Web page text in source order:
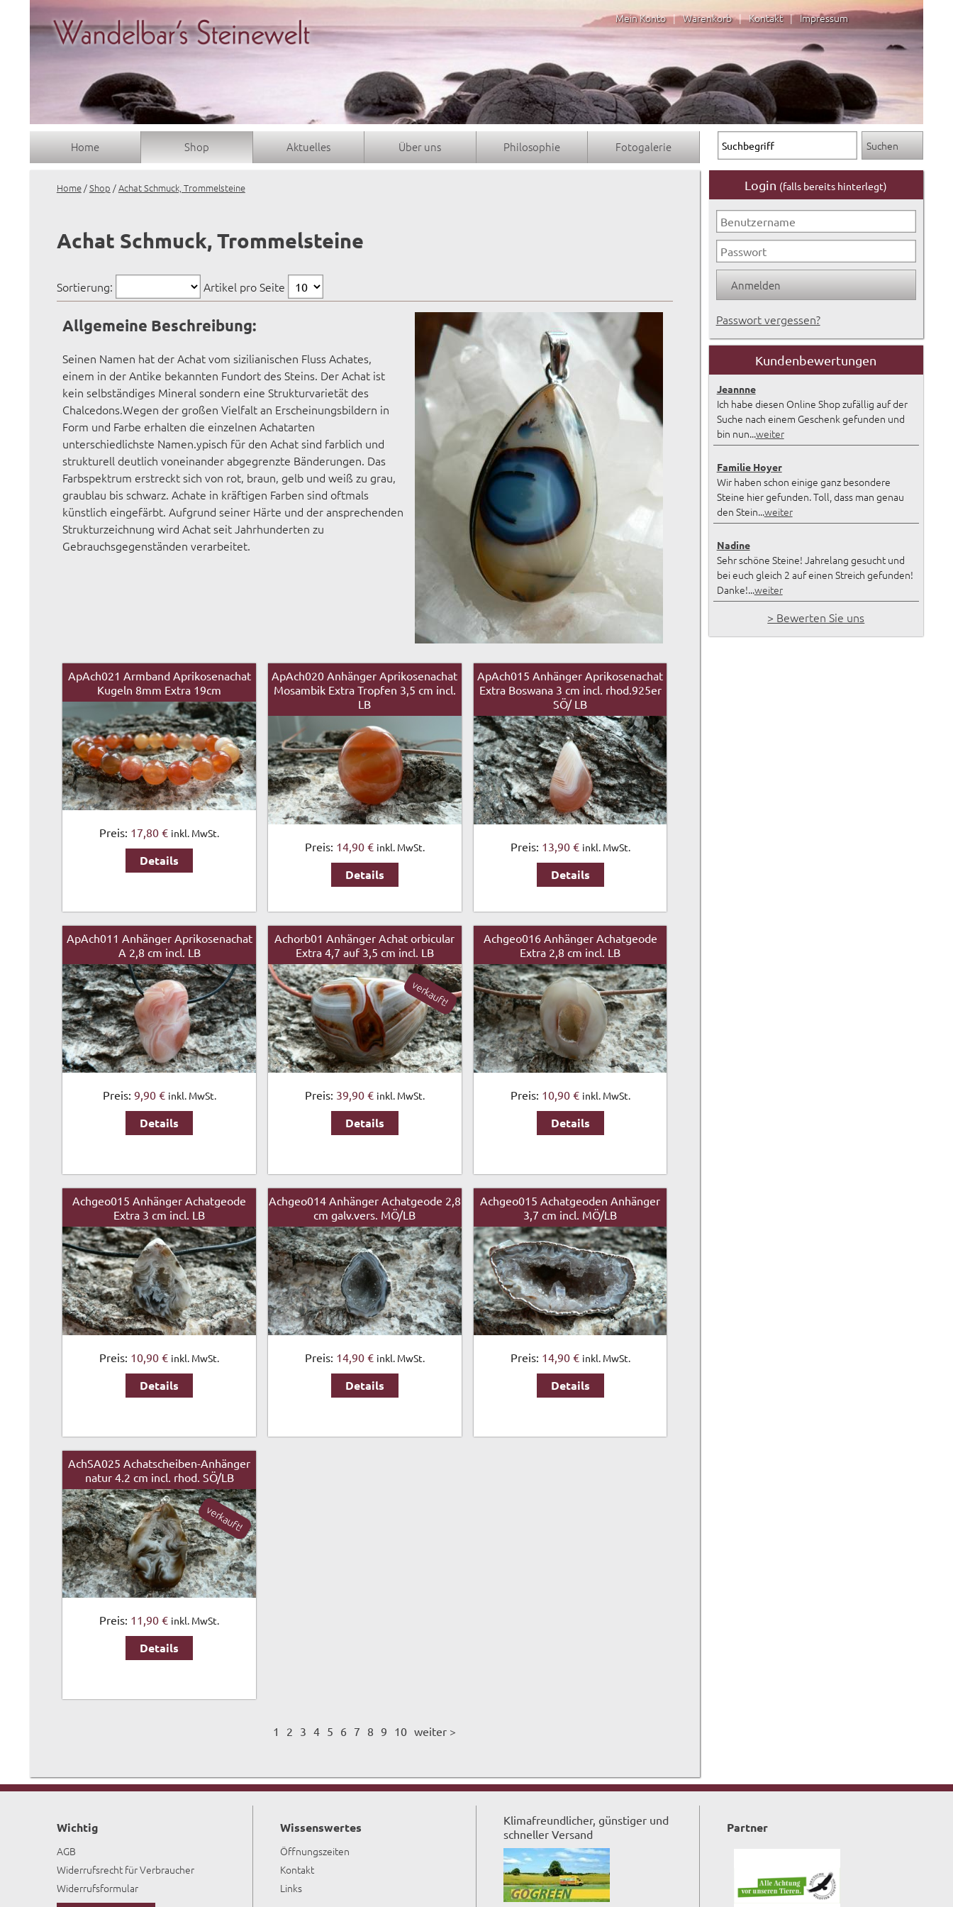
Mein Konto | Warenkorb | Kontakt | Impressum
Home Shop Aktuelles Über uns Philosophie Fotogalerie
Home/Shop /Achat Schmuck, Trommelsteine
Achat Schmuck, Trommelsteine
Sortierung: Artikel pro Seite
Allgemeine Beschreibung:
Seinen Namen hat der Achat vom sizilianischen Fluss Achates,
einem in der Antike bekannten Fundort des Steins. Der Achat ist
kein selbständiges Mineral sondern eine Strukturvarietät des
Chalcedons.Wegen der großen Vielfalt an Erscheinungsbildern in
Form und Farbe erhalten die einzelnen Achatarten
unterschiedlichste Namen.ypisch für den Achat sind farblich und
strukturell deutlich voneinander abgegrenzte Bänderungen. Das
Farbspektrum erstreckt sich von rot, braun, gelb und weiß zu grau,
graublau bis schwarz. Achate in kräftigen Farben sind oftmals
künstlich eingefärbt. Aufgrund seiner Härte und der ansprechenden
Strukturzeichnung wird Achat seit Jahrhunderten zu
Gebrauchsgegenständen verarbeitet.
ApAch021 Armband Aprikosenachat
Kugeln 8mm Extra 19cm
Preis: 17,80 € inkl. MwSt.
Details
ApAch020 Anhänger Aprikosenachat
Mosambik Extra Tropfen 3,5 cm incl.
LB
Preis: 14,90 € inkl. MwSt.
Details
ApAch015 Anhänger Aprikosenachat
Extra Boswana 3 cm incl. rhod.925er
SÖ/ LB
Preis: 13,90 € inkl. MwSt.
Details
ApAch011 Anhänger Aprikosenachat
A 2,8 cm incl. LB
Preis: 9,90 € inkl. MwSt.
Details
Achorb01 Anhänger Achat orbicular
Extra 4,7 auf 3,5 cm incl. LB
Preis: 39,90 € inkl. MwSt.
Details
verkauft!
Achgeo016 Anhänger Achatgeode
Extra 2,8 cm incl. LB
Preis: 10,90 € inkl. MwSt.
Details
Achgeo015 Anhänger Achatgeode
Extra 3 cm incl. LB
Preis: 10,90 € inkl. MwSt.
Details
Achgeo014 Anhänger Achatgeode 2,8
cm galv.vers. MÖ/LB
Preis: 14,90 € inkl. MwSt.
Details
Achgeo015 Achatgeoden Anhänger
3,7 cm incl. MÖ/LB
Preis: 14,90 € inkl. MwSt.
Details
AchSA025 Achatscheiben-Anhänger
natur 4.2 cm incl. rhod. SÖ/LB
Preis: 11,90 € inkl. MwSt.
Details
verkauft!
1 2 3 4 5 6 7 8 9 10 weiter >
Login (falls bereits hinterlegt)
Passwort vergessen?
Kundenbewertungen
Jeannne
Ich habe diesen Online Shop zufällig auf der
Suche nach einem Geschenk gefunden und
bin nun...weiter
Familie Hoyer
Wir haben schon einige ganz besondere
Steine hier gefunden. Toll, dass man genau
den Stein...weiter
Nadine
Sehr schöne Steine! Jahrelang gesucht und
bei euch gleich 2 auf einen Streich gefunden!
Danke!...weiter
> Bewerten Sie uns
Wichtig
AGB
Widerrufsrecht für Verbraucher
Widerrufsformular
Wissenswertes
Öffnungszeiten
Kontakt
Links
Klimafreundlicher, günstiger und
schneller Versand
Partner